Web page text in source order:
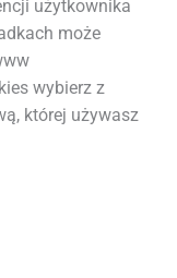
użytkownika
może
wybierz z
której używasz